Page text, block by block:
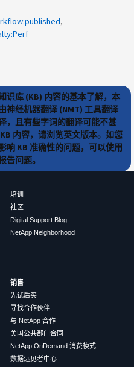
识库 (KB) 内容的基本了解，本
神经机器翻译 (NMT) 工具翻译
，且有些字词的翻译可能不甚
内容，请浏览英文版本。如您
响 KB 准确性的问题，可以使用
告问题。
培训
社区
Digital Support Blog
NetApp Neighborhood
销售
先试后买
寻找合作伙伴
与 NetApp 合作
美国公共部门合同
NetApp OnDemand 消费模式
数据远见者中心